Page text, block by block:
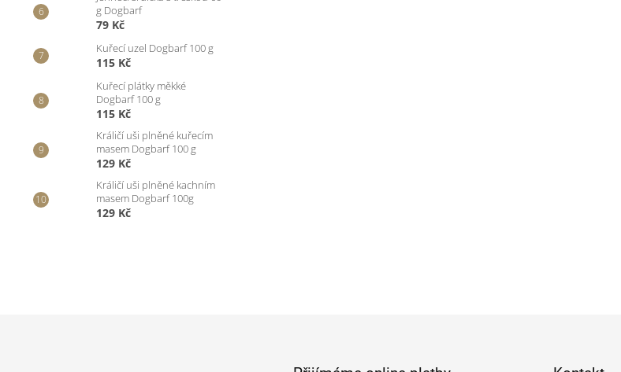
g Dogbarf
79 Kč
Kuřecí uzel Dogbarf 100 g
115 Kč
Kuřecí plátky měkké
Dogbarf 100 g
115 Kč
Králičí uši plněné kuřecím
masem Dogbarf 100 g
129 Kč
Králičí uši plněné kachním
masem Dogbarf 100g
129 Kč